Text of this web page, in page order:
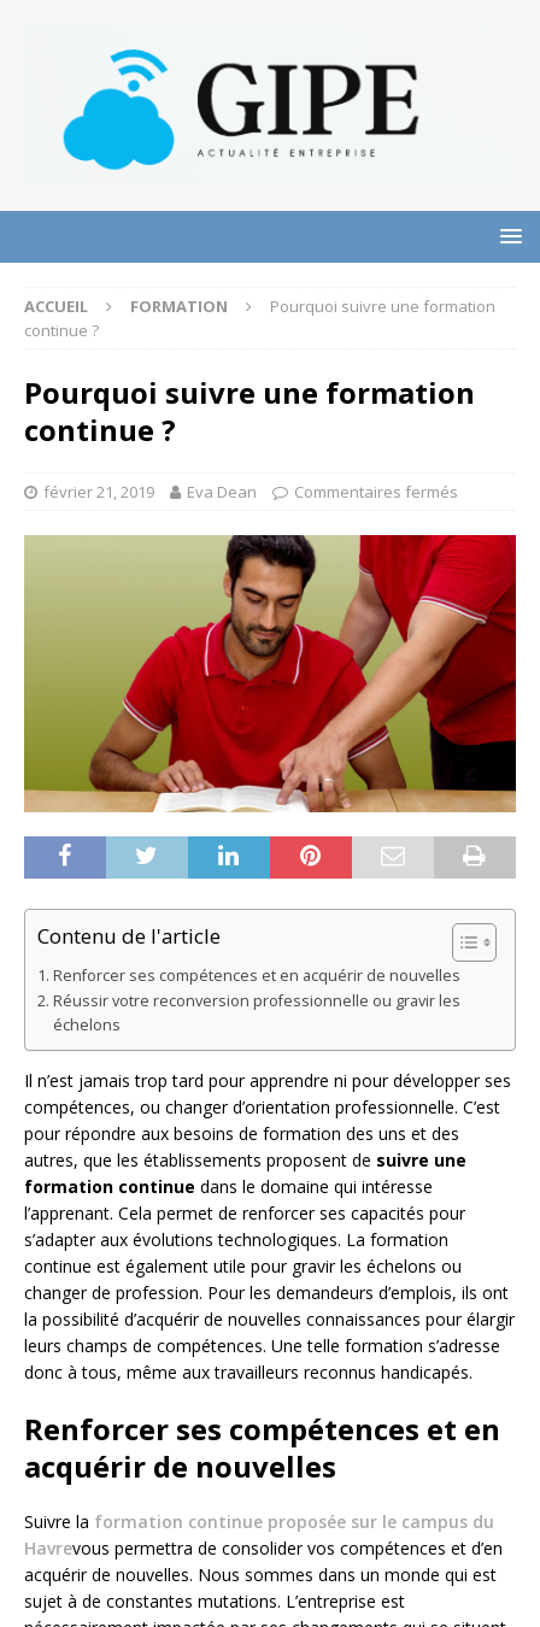
ACCUEIL FORMATION
Pourquoi suivre une formation
continue ?
Pourquoi suivre une formation
continue ?
février 21, 2019 Eva Dean Commentaires fermés
Contenu de l'article
Renforcer ses compétences et en acquérir de nouvelles
Réussir votre reconversion professionnelle ou gravir les
échelons
Il n’est jamais trop tard pour apprendre ni pour développer ses
compétences, ou changer d’orientation professionnelle. C’est
pour répondre aux besoins de formation des uns et des
autres, que les établissements proposent de suivre une
formation continue dans le domaine qui intéresse
l’apprenant. Cela permet de renforcer ses capacités pour
s’adapter aux évolutions technologiques. La formation
continue est également utile pour gravir les échelons ou
changer de profession. Pour les demandeurs d’emplois, ils ont
la possibilité d’acquérir de nouvelles connaissances pour élargir
leurs champs de compétences. Une telle formation s’adresse
donc à tous, même aux travailleurs reconnus handicapés.
Renforcer ses compétences et en
acquérir de nouvelles
Suivre la formation continue proposée sur le campus du
Havrevous permettra de consolider vos compétences et d’en
acquérir de nouvelles. Nous sommes dans un monde qui est
sujet à de constantes mutations. L’entreprise est